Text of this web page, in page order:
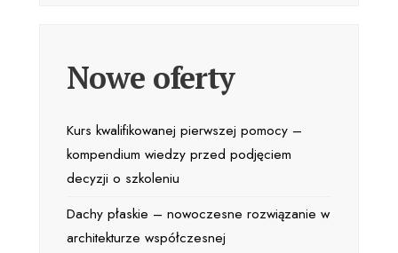
Nowe oferty
Kurs kwalifikowanej pierwszej pomocy –
kompendium wiedzy przed podjęciem
decyzji o szkoleniu
Dachy płaskie – nowoczesne rozwiązanie w
architekturze współczesnej